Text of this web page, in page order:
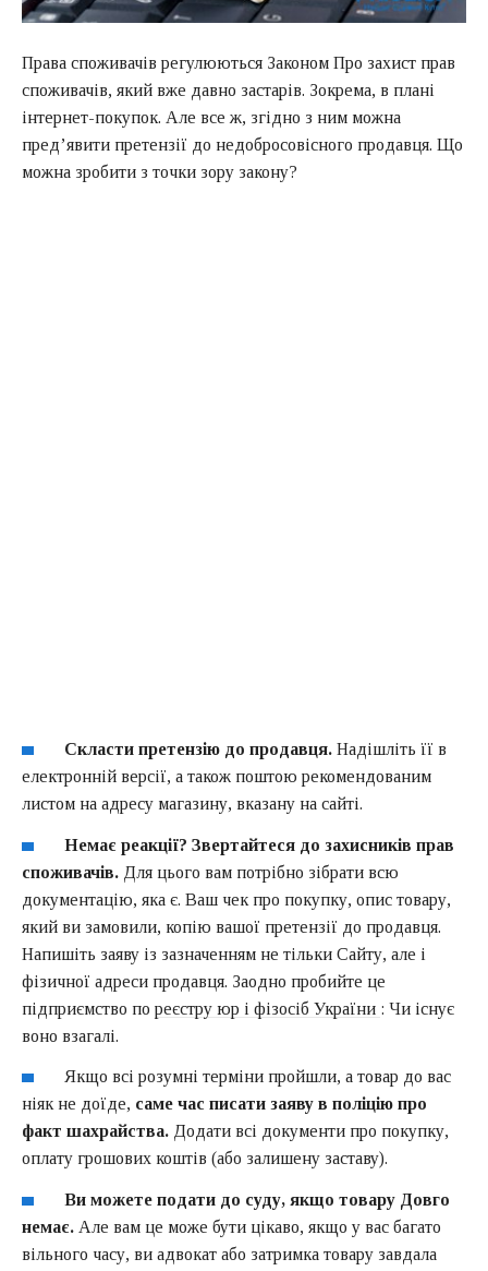
Права споживачів регулюються Законом Про захист прав
споживачів, який вже давно застарів. Зокрема, в плані
інтернет-покупок. Але все ж, згідно з ним можна
пред’явити претензії до недобросовісного продавця. Що
можна зробити з точки зору закону?
Скласти претензію до продавця.Надішліть її в
електронній версії, а також поштою рекомендованим
листом на адресу магазину, вказану на сайті.
Немає реакції? Звертайтеся до захисників прав
споживачів. Для цього вам потрібно зібрати всю
документацію, яка є. Ваш чек про покупку, опис товару,
який ви замовили, копію вашої претензії до продавця.
Напишіть заяву із зазначенням не тільки Сайту, але і
фізичної адреси продавця. Заодно пробийте це
підприємство по реєстру юр і фізосіб України : Чи існує
воно взагалі.
Якщо всі розумні терміни пройшли, а товар до вас
ніяк не доїде, саме час писати заяву в поліцію про
факт шахрайства. Додати всі документи про покупку,
оплату грошових коштів (або залишену заставу).
Ви можете подати до суду, якщо товару Довго
немає. Але вам це може бути цікаво, якщо у вас багато
вільного часу, ви адвокат або затримка товару завдала